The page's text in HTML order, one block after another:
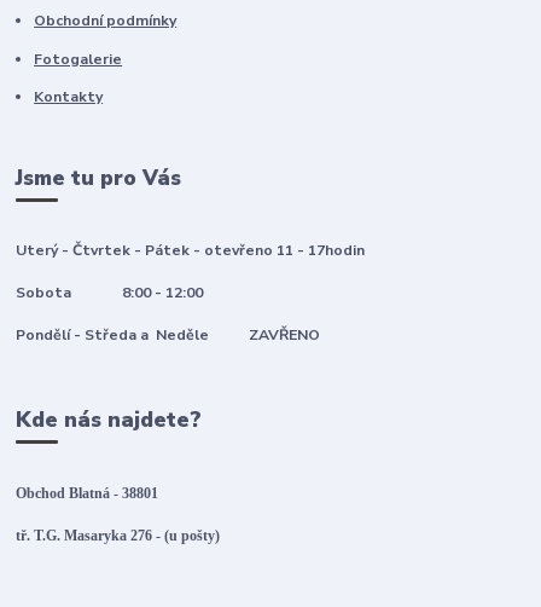
Obchodní podmínky
Fotogalerie
Kontakty
Jsme tu pro Vás
Uterý - Čtvrtek - Pátek - otevřeno 11 - 17hodin
Sobota 8:00 - 12:00
Pondělí - Středa a Neděle ZAVŘENO
Kde nás najdete?
Obchod Blatná - 38801
tř. T.G. Masaryka 276 - (u pošty)